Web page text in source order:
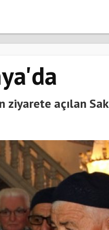
ziyarete açılan